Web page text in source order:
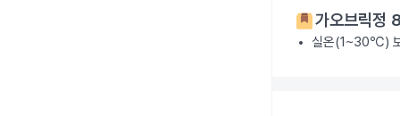
가오브릭정
실온(1~30℃)